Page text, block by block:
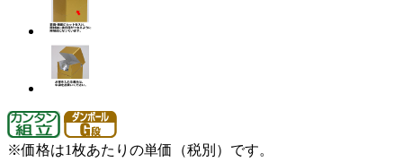
※価格は1枚あたりの単価（税別）です。